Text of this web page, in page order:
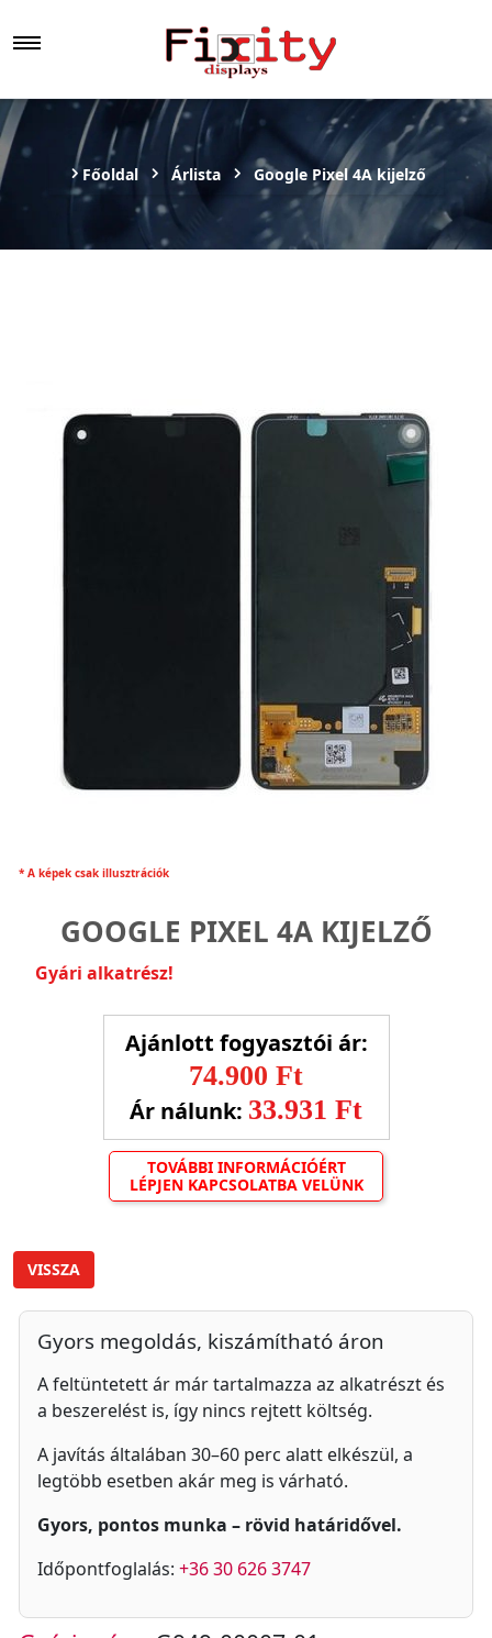
Főoldal Árlista Google Pixel 4A kijelző
* A képek csak illusztrációk
GOOGLE PIXEL 4A KIJELZŐ
Gyári alkatrész!
Ajánlott fogyasztói ár:
74.900 Ft
Ár nálunk: 33.931 Ft
TOVÁBBI INFORMÁCIÓÉRT
LÉPJEN KAPCSOLATBA VELÜNK
VISSZA
Gyors megoldás, kiszámítható áron
A feltüntetett ár már tartalmazza az alkatrészt és
a beszerelést is, így nincs rejtett költség.
A javítás általában 30–60 perc alatt elkészül, a
legtöbb esetben akár meg is várható.
Gyors, pontos munka – rövid határidővel.
Időpontfoglalás: +36 30 626 3747